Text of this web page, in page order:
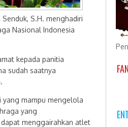
S.H. menghadiri
Nasional Indonesia
kepada panitia
sudah saatnya
yang mampu mengelola
yang
menggairahkan atlet